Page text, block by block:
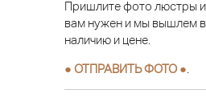
Пришлите фото люстры
вам нужен и мы вышлем
наличию и цене.
● ОТПРАВИТЬ ФОТО ●